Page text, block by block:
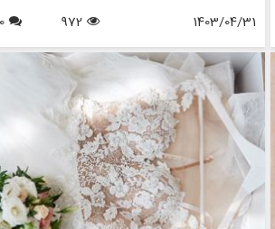
لباس مناسبی را پیدا کنید که در روز خاص خود
شاهزاده خانم را به شما بدهد. با این حال، با وجود
باشد. اینجاست که منظم ماندن به کارتان می آید.
نکات ارزشمندی را برای منظم ماندن در هنگام خرید
تمرکز بر ایجاد تجربه لذت بخش و بدون استرس،
می دهیم.
1403/04/31
972
0